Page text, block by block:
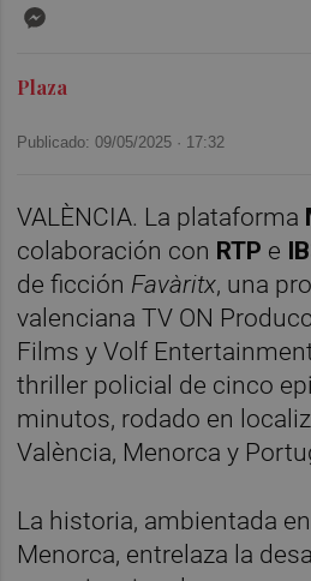
Plaza
Publicado: 09/05/2025 · 17:32
VALÈNCIA. La plataforma
colaboración con RTP e
de ficción Favàritx, una
valenciana TV ON
Films y Volf
thriller policial de cinco
minutos, rodado en
València, Menorca y
La historia, ambientada
Menorca, entrelaza la